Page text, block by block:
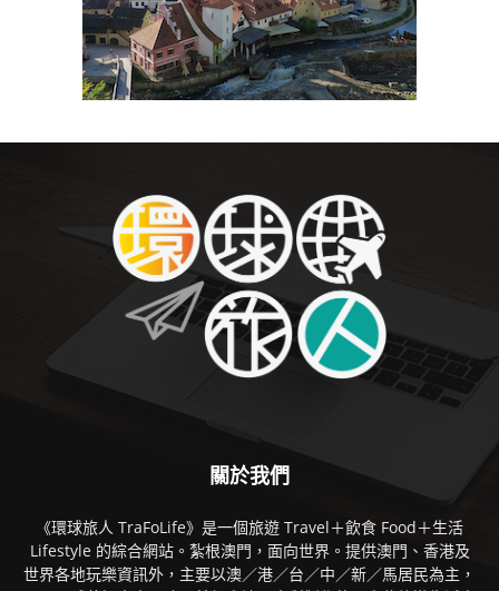
關於我們
《環球旅人 TraFoLife》是一個旅遊 Travel＋飲食 Food＋生活
Lifestyle 的綜合網站。紮根澳門，面向世界。提供澳門、香港及
世界各地玩樂資訊外，主要以澳／港／台／中／新／馬居民為主，